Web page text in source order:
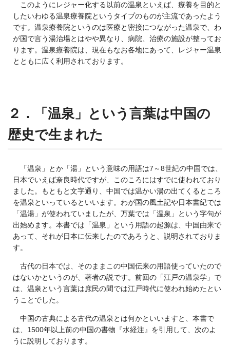
このようにレジャー化する以前の温泉といえば、療養を目的と
したいわゆる温泉療養院というタイプのものが主流であったよう
です。温泉療養院というのは医療と密接につながった温泉で、わ
が国で言う湯治場とはやや異なり、病院、治療の施設が整ってお
ります。温泉療養院は、現在もなお各地にあって、レジャー温泉
とともに広く利用されております。
２．「温泉」という言葉は中国の
歴史で生まれた
「温泉」とか「湯」という意味の用語は7～8世紀の中国では、
日本でいえば奈良時代ですが、このころにはすでに使われており
ました。もともと文字通り、中国では温かい湯の出てくるところ
を温泉といっているといいます。わが国の風土記や日本書紀では
「温湯」が使われていましたが、万葉では「温泉」という字句が
出始めます。本書では「温泉」という用語の起源は、中国由来で
あって、それが日本に伝来したのであろうと、説明されておりま
す。
古代の日本では、そのままこの中国伝来の用語使っていたので
はないかというのが、著者の説です。前回の「江戸の温泉学」で
は、温泉という言葉は庶民の間では江戸時代に使われ始めたとい
うことでした。
中国の古典による古代の温泉とは何かといいますと、本書で
は、1500年以上前の中国の書物『水経注』を引用して、次のよ
うに説明しております。